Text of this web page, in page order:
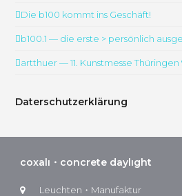
Die b100 kommt ins Geschäft!
b100.1 — die erste > persönlich
artthuer — 11. Kunstmesse Thüringen
Daterschutzerklärung
coxalı・concrete daylıght
Leuchten・Manufaktur